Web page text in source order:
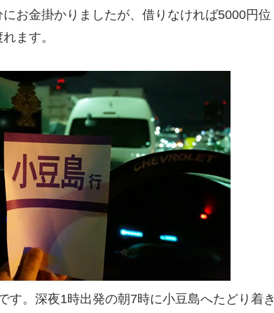
お金掛かりましたが、借りなければ5000円位
ます。
す。深夜1時出発の朝7時に小豆島へたどり着き